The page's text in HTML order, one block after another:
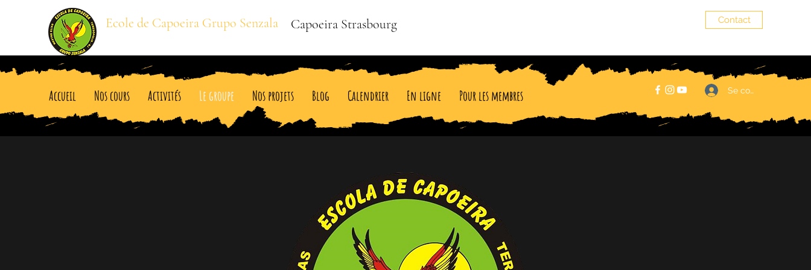
Ecole de Capoeira Grupo Senzala Capoeira Strasbourg Contact
Accueil Nos cours Activités Le groupe Nos projets Blog Calendrier En ligne Pour les membres Se connecter